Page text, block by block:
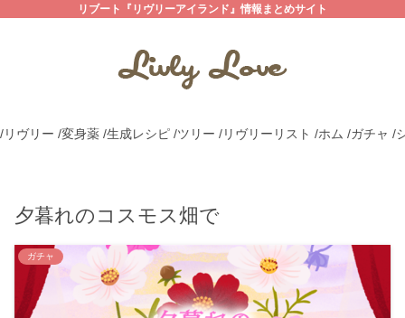
リブート『リヴリーアイランド』情報まとめサイト
/リヴリー /変身薬 /生成レシピ /ツリー /リヴリーリスト /ホム /ガチャ /
夕暮れのコスモス畑で
ガチャ